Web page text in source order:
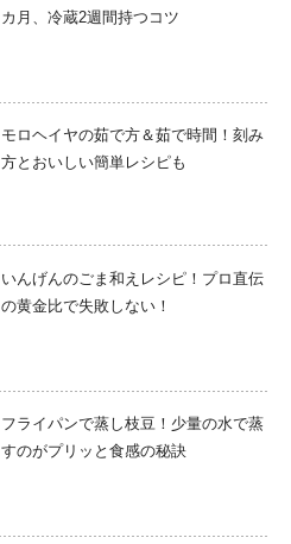
カ月、冷蔵2週間持つコツ
モロヘイヤの茹で方＆茹で時間！刻み
方とおいしい簡単レシピも
いんげんのごま和えレシピ！プロ直伝
の黄金比で失敗しない！
フライパンで蒸し枝豆！少量の水で蒸
すのがプリッと食感の秘訣